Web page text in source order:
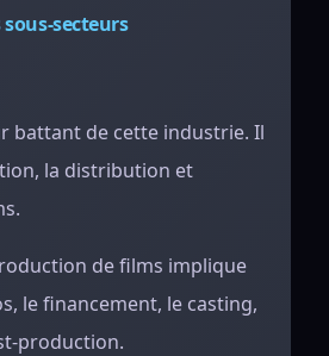
secteurs
battant de cette industrie. Il
la distribution et
de films implique
le financement, le casting,
production.